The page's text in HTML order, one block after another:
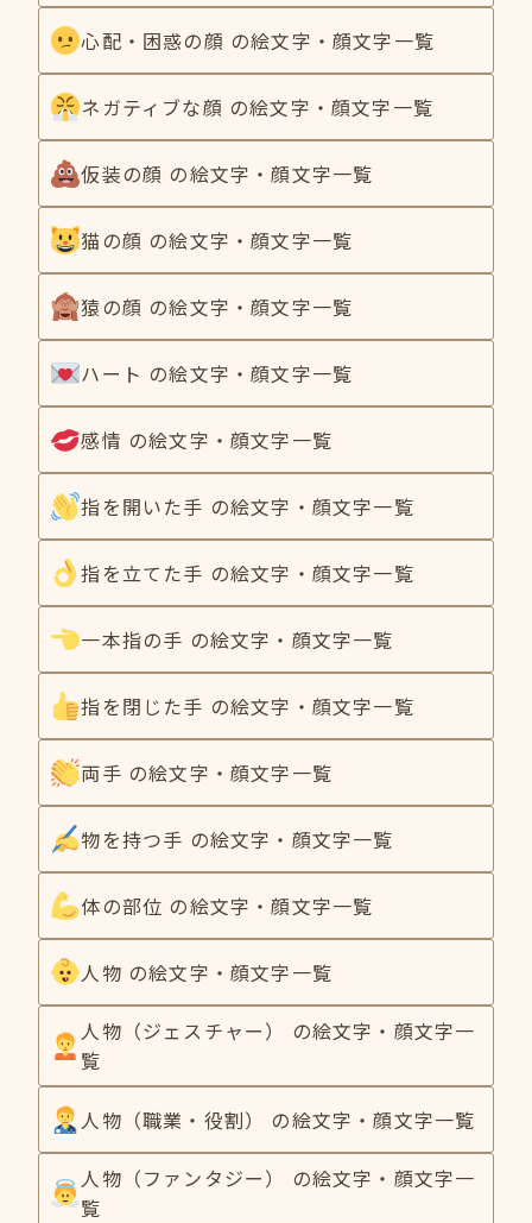
心配・困惑の顔 の絵文字・顔文字一覧
ネガティブな顔 の絵文字・顔文字一覧
仮装の顔 の絵文字・顔文字一覧
猫の顔 の絵文字・顔文字一覧
猿の顔 の絵文字・顔文字一覧
ハート の絵文字・顔文字一覧
感情 の絵文字・顔文字一覧
指を開いた手 の絵文字・顔文字一覧
指を立てた手 の絵文字・顔文字一覧
一本指の手 の絵文字・顔文字一覧
指を閉じた手 の絵文字・顔文字一覧
両手 の絵文字・顔文字一覧
物を持つ手 の絵文字・顔文字一覧
体の部位 の絵文字・顔文字一覧
人物 の絵文字・顔文字一覧
人物（ジェスチャー） の絵文字・顔文字一
覧
人物（職業・役割） の絵文字・顔文字一覧
人物（ファンタジー） の絵文字・顔文字一
覧